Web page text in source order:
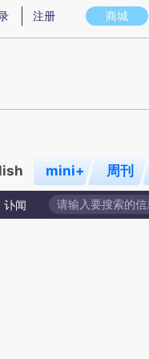
图存在偏差。不代表财新观
商城
注册
mini+ 周刊
讣闻